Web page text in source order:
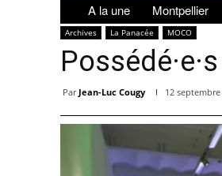
A la une Montpellier
Archives La Panacée MOCO
Par Jean-Luc Cougy 12 septembre